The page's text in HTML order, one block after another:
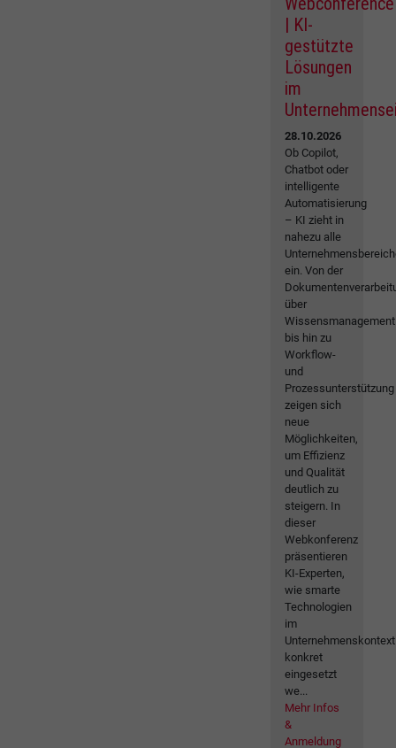
| KI-
gestützte
Lösungen
im
28.10.2026
Ob Copilot,
Chatbot oder
intelligente
Automatisierung
– KI zieht in
nahezu alle
ein. Von der
über
Wissensmanagement
bis hin zu
Workflow-
und
Prozessunterstützung
zeigen sich
neue
Möglichkeiten,
um Effizienz
und Qualität
deutlich zu
steigern. In
dieser
Webkonferenz
präsentieren
KI-Experten,
wie smarte
Technologien
im
Unternehmenskontext
konkret
eingesetzt
we...
Mehr Infos
&
Anmeldung